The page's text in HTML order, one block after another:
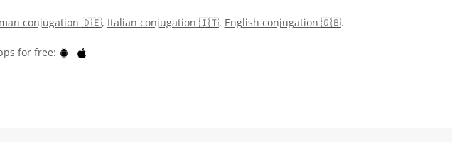
conjugation 🇩🇪, Italian conjugation 🇮🇹, English conjugation 🇬🇧.
for free: